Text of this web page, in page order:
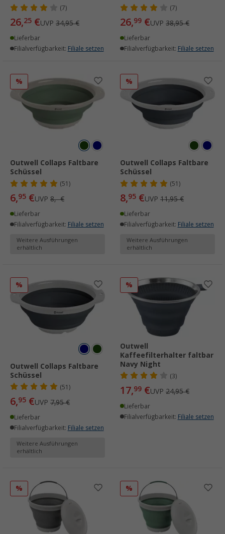
(7)
26,25 €UVP 34,95 €
Lieferbar
Filialverfügbarkeit: Filiale setzen
(7)
26,99 €UVP 38,95 €
Lieferbar
Filialverfügbarkeit: Filiale setzen
%
Outwell Collaps Faltbare
Schüssel
(51)
6,95 €UVP 8,- €
Lieferbar
Filialverfügbarkeit: Filiale setzen
Weitere Ausführungen
erhältlich
%
Outwell Collaps Faltbare
Schüssel
(51)
8,95 €UVP 11,95 €
Lieferbar
Filialverfügbarkeit: Filiale setzen
Weitere Ausführungen
erhältlich
%
Outwell Collaps Faltbare
Schüssel
(51)
6,95 €UVP 7,95 €
Lieferbar
Filialverfügbarkeit: Filiale setzen
Weitere Ausführungen
erhältlich
%
Outwell
Kaffeefilterhalter faltbar
Navy Night
(3)
17,99 €UVP 24,95 €
Lieferbar
Filialverfügbarkeit: Filiale setzen
% %